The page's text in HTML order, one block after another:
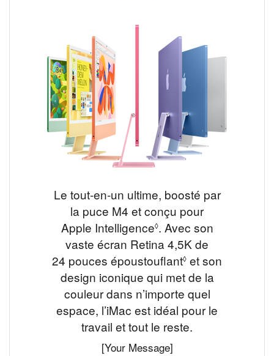
Le tout‑en‑un ultime, boosté par
la puce M4 et conçu pour
Apple Intelligence◊. Renvoi aux
Avec son
vaste écran Retina 4,5K de
24 pouces époustouflant◊ Renvoi aux
et son
design iconique qui met de la
couleur dans n’importe quel
espace, l’iMac est idéal pour le
travail et tout le reste.
[Your Message]